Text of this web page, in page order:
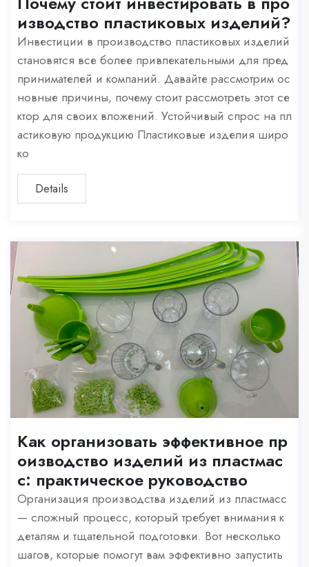
изводство пластиковых изделий?
Инвестиции в производство пластиковых изделий
становятся все более привлекательными для пред
принимателей и компаний. Давайте рассмотрим ос
новные причины, почему стоит рассмотреть этот се
ктор для своих вложений. Устойчивый спрос на пл
астиковую продукцию Пластиковые изделия широ
ко
Details
Как организовать эффективное пр
оизводство изделий из пластмас
с: практическое руководство
Организация производства изделий из пластмасс
— сложный процесс, который требует внимания к
деталям и тщательной подготовки. Вот несколько
шагов, которые помогут вам эффективно запустить